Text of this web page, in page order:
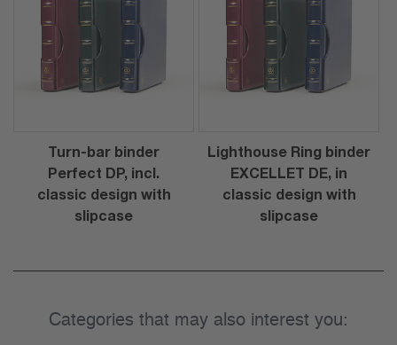
Turn-bar binder
Perfect DP, incl.
classic design with
slipcase
Lighthouse Ring binder
EXCELLET DE, in
classic design with
slipcase
Categories that may also interest you: